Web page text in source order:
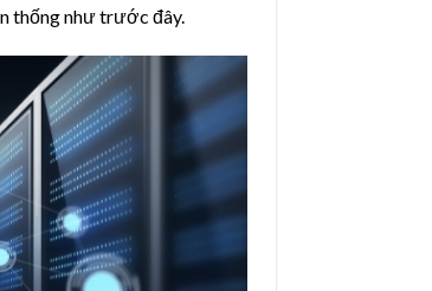
thống như trước đây.